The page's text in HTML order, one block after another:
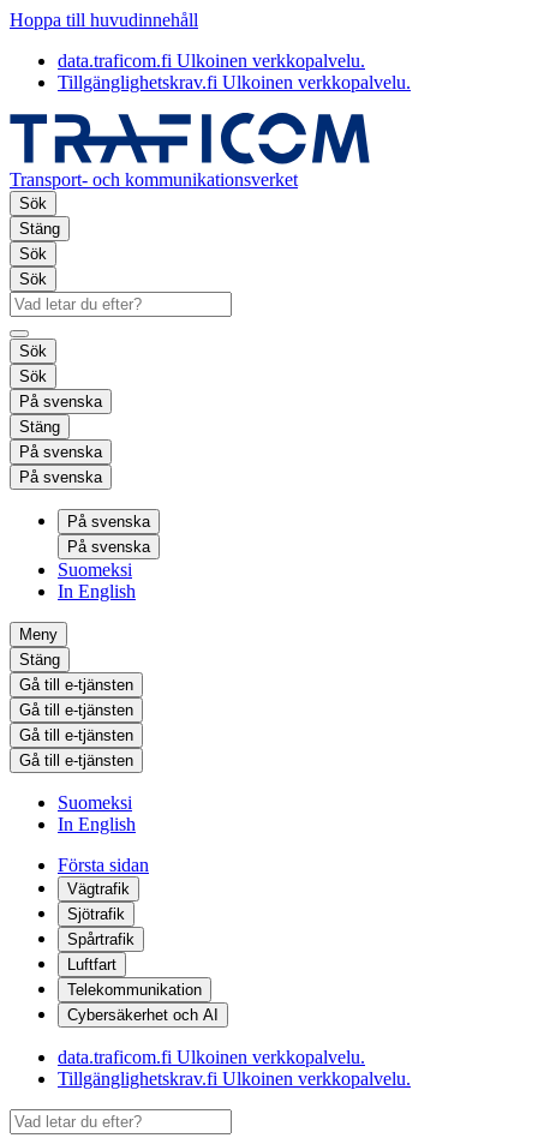
Hoppa till huvudinnehåll
data.traficom.fi Ulkoinen verkkopalvelu.
Tillgänglighetskrav.fi Ulkoinen verkkopalvelu.
Transport- och kommunikationsverket
Sök
Stäng
Sök
Sök
Sök
Sök
På svenska
Stäng
På svenska
På svenska
På svenska
På svenska
Suomeksi
In English
Meny
Stäng
Gå till e-tjänsten
Gå till e-tjänsten
Gå till e-tjänsten
Gå till e-tjänsten
Suomeksi
In English
Första sidan
Vägtrafik
Sjötrafik
Spårtrafik
Luftfart
Telekommunikation
Cybersäkerhet och AI
data.traficom.fi Ulkoinen verkkopalvelu.
Tillgänglighetskrav.fi Ulkoinen verkkopalvelu.